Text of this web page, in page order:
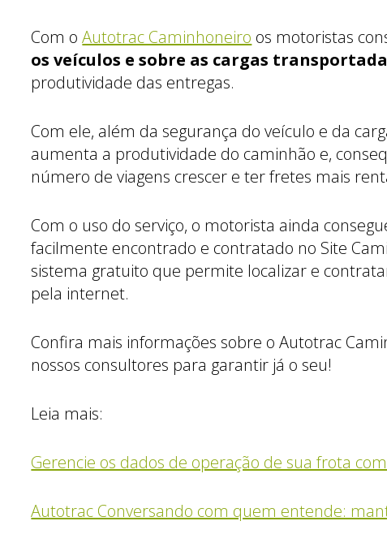
Com oAutotrac Caminhoneiro os motoristas
os veículos e sobre as cargas
produtividade das entregas.
Com ele, além da segurança do veículo e da
aumenta a produtividade do caminhão e,
número de viagens crescer e ter fretes mais
Com o uso do serviço, o motorista ainda
facilmente encontrado e contratado no Site
sistema gratuito que permite localizar e
pela internet.
Confira mais informações sobre o Autotrac
nossos consultores para garantir já o seu!
Leia mais:
Gerencie os dados de operação de sua frota
Autotrac Conversando com quem entende: